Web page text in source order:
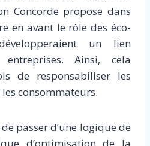
Concorde propose dans
en avant le rôle des éco-
un lien
Ainsi, cela
de responsabiliser les
consommateurs.
passer d’une logique de